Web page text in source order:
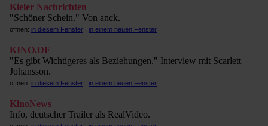
Kieler Nachrichten
"Schöner Schein." Von anck.
öffnen: in diesem Fenster | in einem neuen Fenster
KINO.DE
"Es gibt Wichtigeres als Beziehungen." Interview mit Scarlett
Johansson.
öffnen: in diesem Fenster | in einem neuen Fenster
KinoNews
Info, deutscher Trailer als RealVideo.